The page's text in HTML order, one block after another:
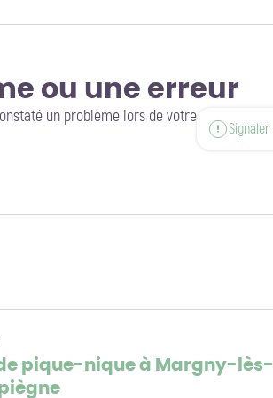
ou une erreur
un problème lors de votre
Signaler
pique-nique à Margny-lès-